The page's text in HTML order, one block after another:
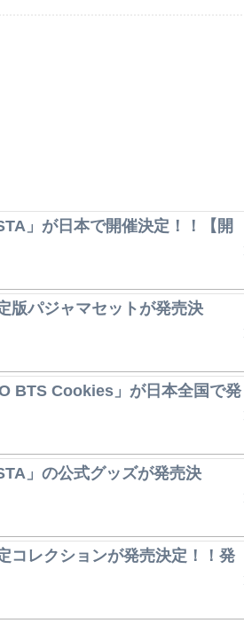
」が日本で開催決定！！【開
版パジャマセットが発売決
BTS Cookies」が日本全国で発
」の公式グッズが発売決
コレクションが発売決定！！発